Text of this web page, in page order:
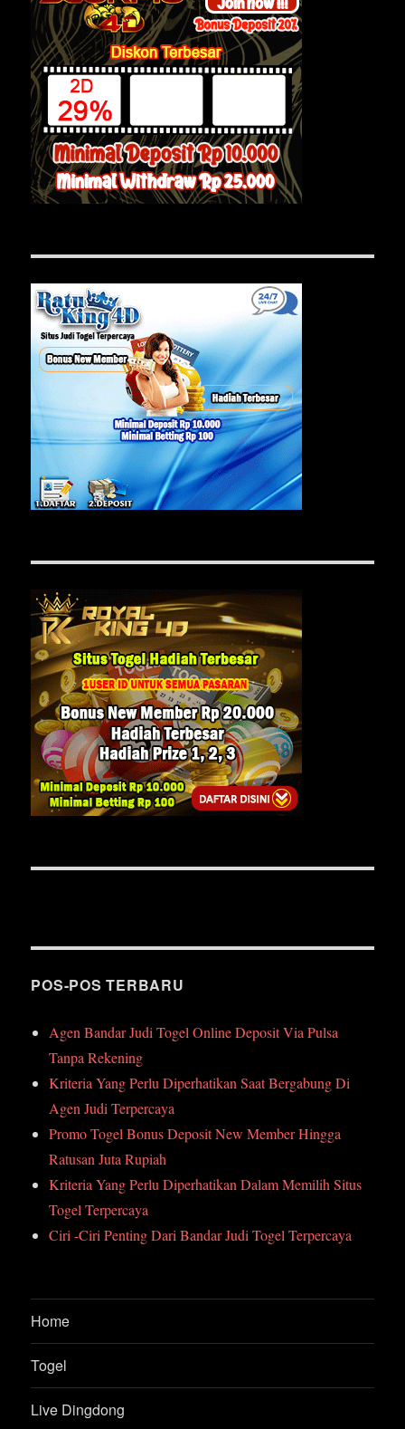
POS-POS TERBARU
Agen Bandar Judi Togel Online Deposit Via Pulsa
Tanpa Rekening
Kriteria Yang Perlu Diperhatikan Saat Bergabung Di
Agen Judi Terpercaya
Promo Togel Bonus Deposit New Member Hingga
Ratusan Juta Rupiah
Kriteria Yang Perlu Diperhatikan Dalam Memilih Situs
Togel Terpercaya
Ciri -Ciri Penting Dari Bandar Judi Togel Terpercaya
Home
Togel
Live Dingdong